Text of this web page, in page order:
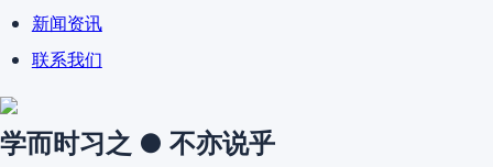
新闻资讯
联系我们
学而时习之 ● 不亦说乎